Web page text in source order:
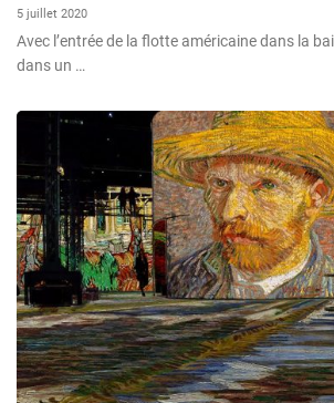
5 juillet 2020
Avec l’entrée de la flotte américaine dans la
dans un …